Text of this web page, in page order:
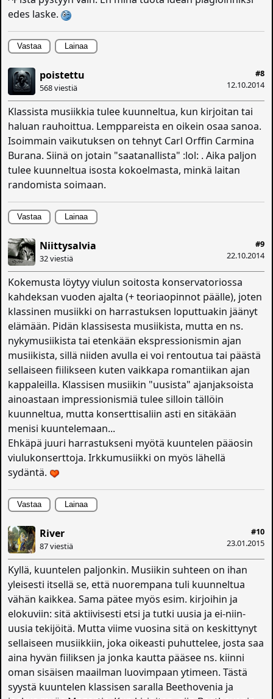
edes laske.
Vastaa Lainaa
#8
12.10.2014
poistettu
568 viestiä
Klassista musiikkia tulee kuunneltua, kun kirjoitan tai
haluan rauhoittua. Lemppareista en oikein osaa sanoa.
Isoimmain vaikutuksen on tehnyt Carl Orffin Carmina
Burana. Siinä on jotain "saatanallista" :lol: . Aika paljon
tulee kuunneltua isosta kokoelmasta, minkä laitan
randomista soimaan.
Vastaa Lainaa
#9
22.10.2014
Niittysalvia
32 viestiä
Kokemusta löytyy viulun soitosta konservatoriossa
kahdeksan vuoden ajalta (+ teoriaopinnot päälle), joten
klassinen musiikki on harrastuksen loputtuakin jäänyt
elämään. Pidän klassisesta musiikista, mutta en ns.
nykymusiikista tai etenkään ekspressionismin ajan
musiikista, sillä niiden avulla ei voi rentoutua tai päästä
sellaiseen fiilikseen kuten vaikkapa romantiikan ajan
kappaleilla. Klassisen musiikin "uusista" ajanjaksoista
ainoastaan impressionismiä tulee silloin tällöin
kuunneltua, mutta konserttisaliin asti en sitäkään
menisi kuuntelemaan...
Ehkäpä juuri harrastukseni myötä kuuntelen pääosin
viulukonserttoja. Irkkumusiikki on myös lähellä
sydäntä.
Vastaa Lainaa
#10
23.01.2015
River
87 viestiä
Kyllä, kuuntelen paljonkin. Musiikin suhteen on ihan
yleisesti itsellä se, että nuorempana tuli kuunneltua
vähän kaikkea. Sama pätee myös esim. kirjoihin ja
elokuviin: sitä aktiivisesti etsi ja tutki uusia ja ei-niin-
uusia tekijöitä. Mutta viime vuosina sitä on keskittynyt
sellaiseen musiikkiin, joka oikeasti puhuttelee, josta saa
aina hyvän fiiliksen ja jonka kautta pääsee ns. kiinni
oman sisäisen maailman luovimpaan ytimeen. Tästä
syystä kuuntelen klassisen saralla Beethovenia ja